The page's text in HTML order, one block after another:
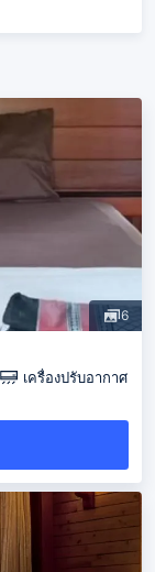
6
เครื่องปรับอากาศ